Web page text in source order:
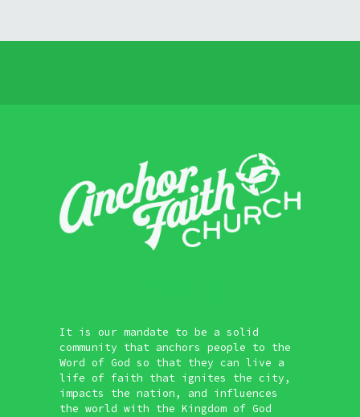
It is our mandate to be a solid
community that anchors people to the
Word of God so that they can live a
life of faith that ignites the city,
impacts the nation, and influences
the world with the Kingdom of God